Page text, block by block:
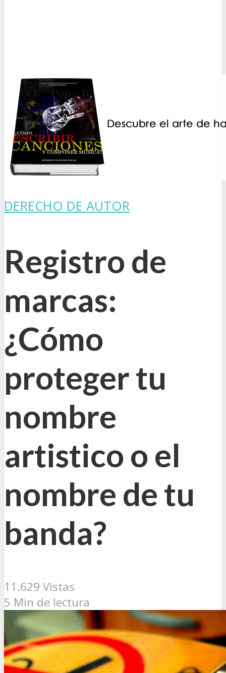
DERECHO DE AUTOR
Registro de
marcas:
¿Cómo
proteger tu
nombre
artistico o el
nombre de tu
banda?
11.629 Vistas
5 Min de lectura